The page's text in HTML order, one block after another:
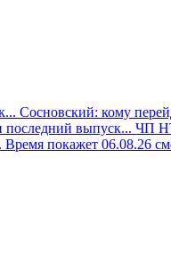
Сосновский: кому
последний выпуск... ЧП
Время покажет 06.08.26